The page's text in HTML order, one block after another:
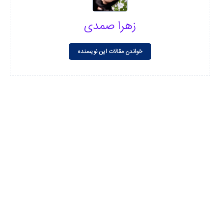
زهرا صمدی
خواندن مقالات این نویسنده